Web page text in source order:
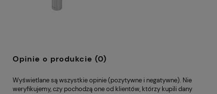
Opinie o produkcie (0)
Wyświetlane są wszystkie opinie (pozytywne i negatywne). Nie
weryfikujemy, czy pochodzą one od klientów, którzy kupili dany